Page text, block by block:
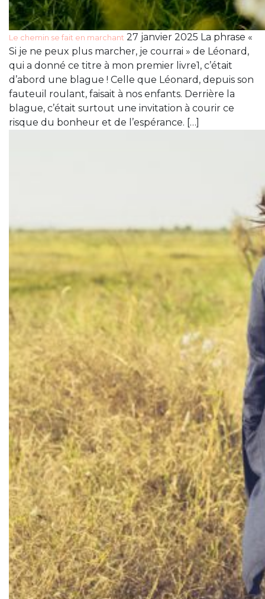
Le chemin se fait en marchant 27 janvier 2025 La phrase «
Si je ne peux plus marcher, je courrai » de Léonard,
qui a donné ce titre à mon premier livre1, c’était
d’abord une blague ! Celle que Léonard, depuis son
fauteuil roulant, faisait à nos enfants. Derrière la
blague, c’était surtout une invitation à courir ce
risque du bonheur et de l’espérance. […]